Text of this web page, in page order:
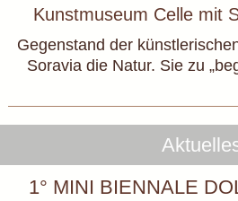
Kunstmuseum Celle mit
Gegenstand der
Soravia die Natur. Sie zu
1° MINI BIENNALE